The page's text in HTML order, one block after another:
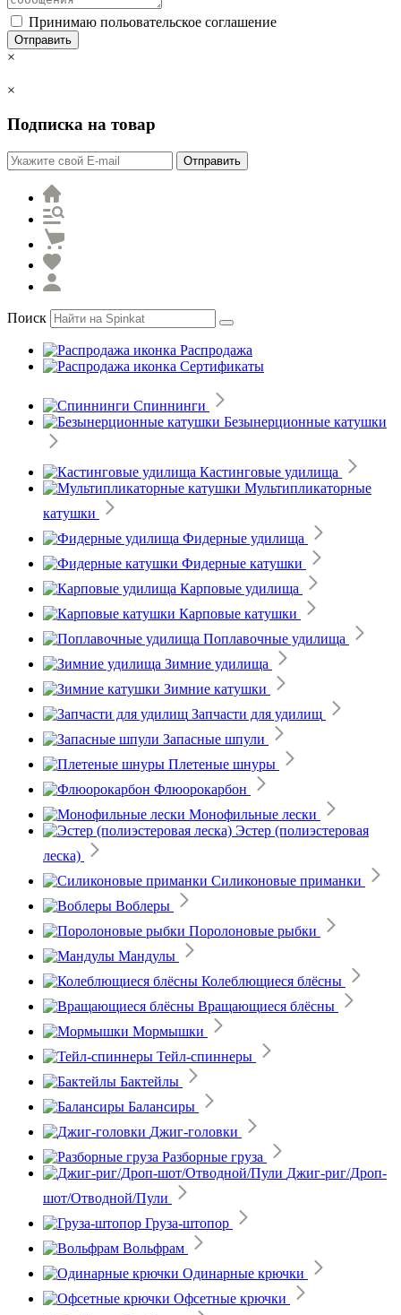
Принимаю польовательское соглашение
Отправить
×
×
Подписка на товар
Отправить
Поиск
Распродажа
Сертификаты
Спиннинги
Безынерционные катушки
Кастинговые удилища
Мультипликаторные
катушки
Фидерные удилища
Фидерные катушки
Карповые удилища
Карповые катушки
Поплавочные удилища
Зимние удилища
Зимние катушки
Запчасти для удилищ
Запасные шпули
Плетеные шнуры
Флюорокарбон
Монофильные лески
Эстер (полиэстеровая
леска)
Силиконовые приманки
Воблеры
Поролоновые рыбки
Мандулы
Колеблющиеся блёсны
Вращающиеся блёсны
Мормышки
Тейл-спиннеры
Бактейлы
Балансиры
Джиг-головки
Разборные груза
Джиг-риг/Дроп-
шот/Отводной/Пули
Груза-штопор
Вольфрам
Одинарные крючки
Офсетные крючки